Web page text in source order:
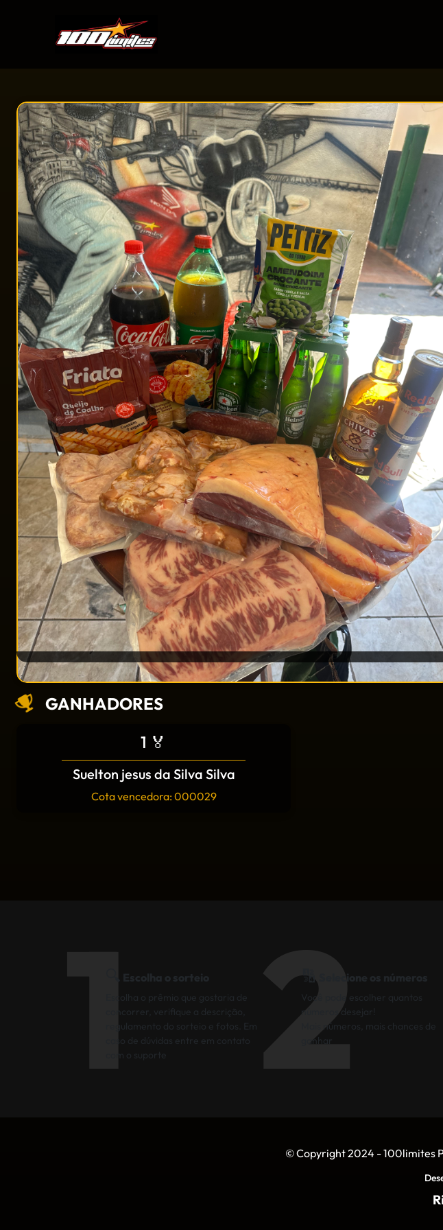
GANHADORES
1 🏅
Suelton jesus da Silva Silva
Cota vencedora: 000029
1
🔍 Escolha o sorteio
Escolha o prêmio que gostaria de
concorrer, verifique a descrição,
regulamento do sorteio e fotos. Em
caso de dúvidas entre em contato
com o suporte
2
🔢 Selecione os números
Você pode escolher quantos
números desejar!
Mais números, mais chances de
ganhar
© Copyright 2024 - 100limites